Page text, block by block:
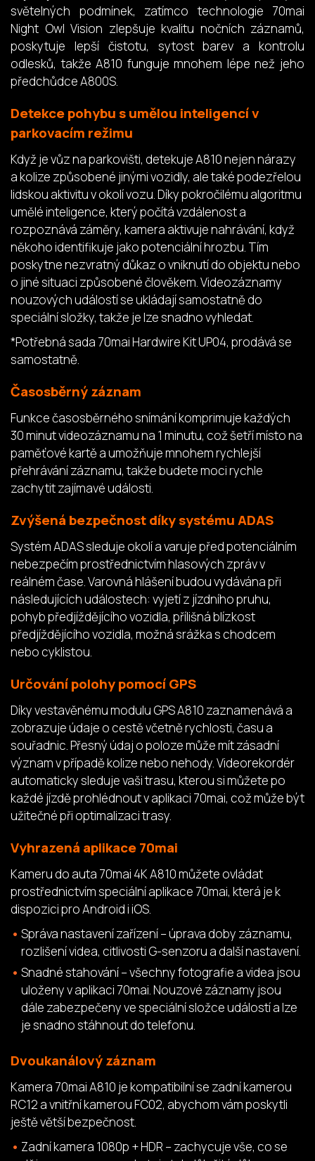
světelných podmínek, zatímco technologie 70mai
Night Owl Vision zlepšuje kvalitu nočních záznamů,
poskytuje lepší čistotu, sytost barev a kontrolu
odlesků, takže A810 funguje mnohem lépe než jeho
předchůdce A800S.
Detekce pohybu s umělou inteligencí v
parkovacím režimu
Když je vůz na parkovišti, detekuje A810 nejen nárazy
a kolize způsobené jinými vozidly, ale také podezřelou
lidskou aktivitu v okolí vozu. Díky pokročilému algoritmu
umělé inteligence, který počítá vzdálenost a
rozpoznává záměry, kamera aktivuje nahrávání, když
někoho identifikuje jako potenciální hrozbu. Tím
poskytne nezvratný důkaz o vniknutí do objektu nebo
o jiné situaci způsobené člověkem. Videozáznamy
nouzových událostí se ukládají samostatně do
speciální složky, takže je lze snadno vyhledat.
*Potřebná sada 70mai Hardwire Kit UP04, prodává se
samostatně.
Časosběrný záznam
Funkce časosběrného snímání komprimuje každých
30 minut videozáznamu na 1 minutu, což šetří místo na
paměťové kartě a umožňuje mnohem rychlejší
přehrávání záznamu, takže budete moci rychle
zachytit zajímavé události.
Zvýšená bezpečnost díky systému ADAS
Systém ADAS sleduje okolí a varuje před potenciálním
nebezpečím prostřednictvím hlasových zpráv v
reálném čase. Varovná hlášení budou vydávána při
následujících událostech: vyjetí z jízdního pruhu,
pohyb předjíždějícího vozidla, přílišná blízkost
předjíždějícího vozidla, možná srážka s chodcem
nebo cyklistou.
Určování polohy pomocí GPS
Díky vestavěnému modulu GPS A810 zaznamenává a
zobrazuje údaje o cestě včetně rychlosti, času a
souřadnic. Přesný údaj o poloze může mít zásadní
význam v případě kolize nebo nehody. Videorekordér
automaticky sleduje vaši trasu, kterou si můžete po
každé jízdě prohlédnout v aplikaci 70mai, což může být
užitečné při optimalizaci trasy.
Vyhrazená aplikace 70mai
Kameru do auta 70mai 4K A810 můžete ovládat
prostřednictvím speciální aplikace 70mai, která je k
dispozici pro Android i iOS.
Správa nastavení zařízení – úprava doby záznamu,
rozlišení videa, citlivosti G-senzoru a další nastavení.
Snadné stahování – všechny fotografie a videa jsou
uloženy v aplikaci 70mai. Nouzové záznamy jsou
dále zabezpečeny ve speciální složce událostí a lze
je snadno stáhnout do telefonu.
Dvoukanálový záznam
Kamera 70mai A810 je kompatibilní se zadní kamerou
RC12 a vnitřní kamerou FC02, abychom vám poskytli
ještě větší bezpečnost.
Zadní kamera 1080p + HDR – zachycuje vše, co se